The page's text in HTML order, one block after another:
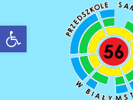
rozwiń/zwiń panel